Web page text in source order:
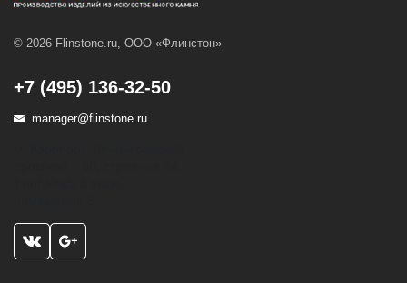
© 2026 Flinstone.ru, ООО «Флинстон»
+7 (495) 136-32-50
manager@flinstone.ru